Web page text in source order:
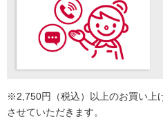
※2,750円（税込）以上のお買い上
させていただきます。